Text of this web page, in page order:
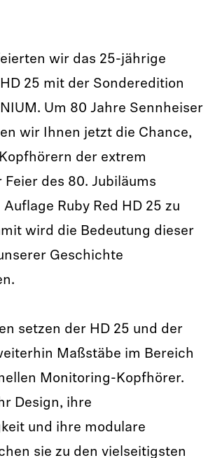
wir das 25-jährige
25 mit der Sonderedition
Um 80 Jahre Sennheiser
wir Ihnen jetzt die Chance,
der extrem
des 80. Jubiläums
Ruby Red HD 25 zu
wird die Bedeutung dieser
Geschichte
setzen der HD 25 und der
Maßstäbe im Bereich
Monitoring-Kopfhörer.
Design, ihre
und ihre modulare
sie zu den vielseitigsten